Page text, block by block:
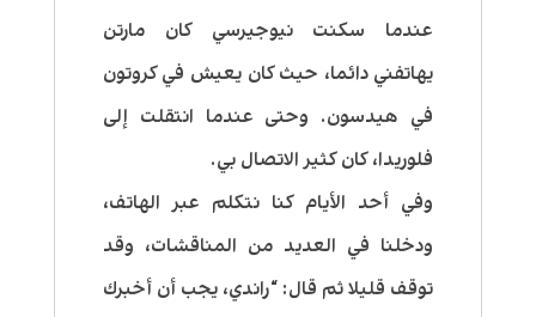
عندما سكنت نيوجيرسي كان مارتن
يهاتفني دائما، حيث كان يعيش في كروتون
في هيدسون. وحتى عندما انتقلت إلى
فلوريدا، كان كثير الاتصال بي.
وفي أحد الأيام كنا نتكلم عبر الهاتف،
ودخلنا في العديد من المناقشات، وقد
توقف قليلا ثم قال: “راندي، يجب أن أخبرك